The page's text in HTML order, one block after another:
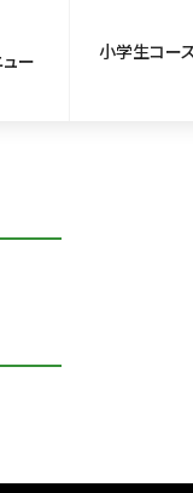
ー 小学生コー